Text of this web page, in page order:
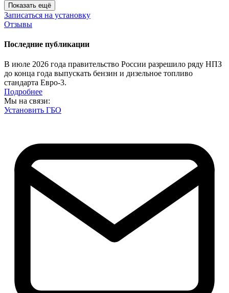
Показать ещё
Записаться на установку
Отзывы
Последние публикации
В июле 2026 года правительство России разрешило ряду НПЗ
до конца года выпускать бензин и дизельное топливо
стандарта Евро-3.
Подробнее
Мы на связи:
Установить ГБО